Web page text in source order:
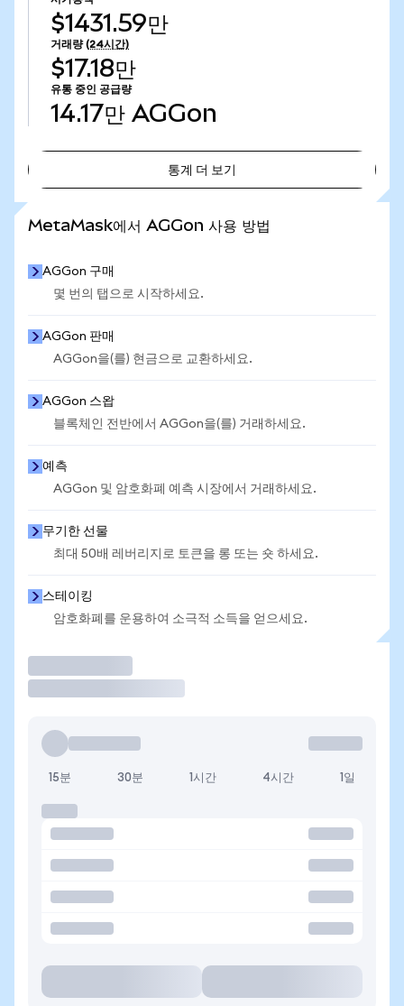
$1431.59만
거래량 (24시간)
$17.18만
유통 중인 공급량
14.17만 AGGon
통계 더 보기
MetaMask에서 AGGon 사용 방법
AGGon 구매
몇 번의 탭으로 시작하세요.
AGGon 판매
AGGon을(를) 현금으로 교환하세요.
AGGon 스왑
블록체인 전반에서 AGGon을(를) 거래하세요.
예측
AGGon 및 암호화폐 예측 시장에서 거래하세요.
무기한 선물
최대 50배 레버리지로 토큰을 롱 또는 숏 하세요.
스테이킹
암호화폐를 운용하여 소극적 소득을 얻으세요.
15분 30분 1시간 4시간 1일